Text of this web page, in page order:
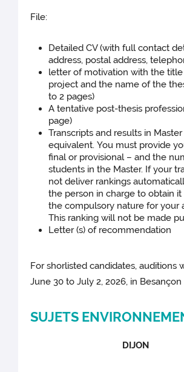
File:
Detailed CV (with full contact
address, postal address,
letter of motivation with the
project and the name of the
to 2 pages)
A tentative post-thesis
page)
Transcripts and results in
equivalent. You must provide
final or provisional – and the
students in the Master. If your
not deliver rankings
the person in charge to obtain
the compulsory nature for your
This ranking will not be made
Letter (s) of recommendation
For shorlisted candidates, auditions
June 30 to July 2, 2026, in Besançon
SUJETS
DIJON